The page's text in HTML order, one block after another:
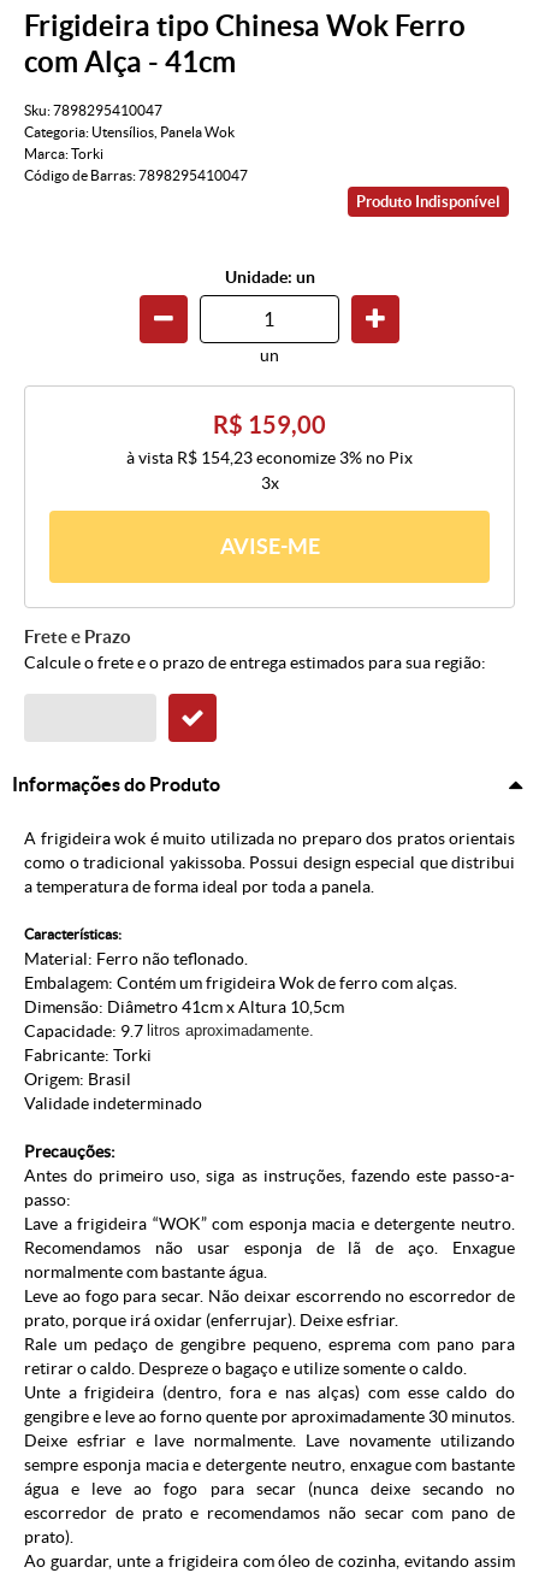
Frigideira tipo Chinesa Wok Ferro
com Alça - 41cm
Sku:7898295410047
Categoria: Utensílios Panela Wok
Marca:Torki
Código de Barras:7898295410047
Produto Indisponível
Unidade: un
un
R$ 159,00
à vista R$ 154,23economize 3% no Pix
3x
AVISE-ME
Frete e Prazo
Calcule o frete e o prazo de entrega estimados para sua região:
Informações do Produto
A frigideira wok é muito utilizada no preparo dos pratos orientais
como o tradicional yakissoba. Possui design especial que distribui
a temperatura de forma ideal por toda a panela.
Características:
Material: Ferro não teflonado.
Embalagem: Contém um frigideira Wok de ferro com alças.
Dimensão: Diâmetro 41cm x Altura 10,5cm
Capacidade: 9.7 litros aproximadamente.
Fabricante: Torki
Origem: Brasil
Validade indeterminado
Precauções:
Antes do primeiro uso, siga as instruções, fazendo este passo-a-
passo:
Lave a frigideira “WOK” com esponja macia e detergente neutro.
Recomendamos não usar esponja de lã de aço. Enxague
normalmente com bastante água.
Leve ao fogo para secar. Não deixar escorrendo no escorredor de
prato, porque irá oxidar (enferrujar). Deixe esfriar.
Rale um pedaço de gengibre pequeno, esprema com pano para
retirar o caldo. Despreze o bagaço e utilize somente o caldo.
Unte a frigideira (dentro, fora e nas alças) com esse caldo do
gengibre e leve ao forno quente por aproximadamente 30 minutos.
Deixe esfriar e lave normalmente. Lave novamente utilizando
sempre esponja macia e detergente neutro, enxague com bastante
água e leve ao fogo para secar (nunca deixe secando no
escorredor de prato e recomendamos não secar com pano de
prato).
Ao guardar, unte a frigideira com óleo de cozinha, evitando assim